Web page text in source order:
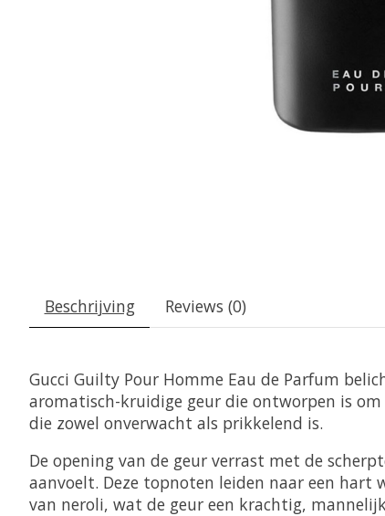
Beschrijving Reviews (0)
Gucci Guilty Pour Homme Eau de Parfum
aromatisch-kruidige geur die ontworpen is
die zowel onverwacht als prikkelend is.
De opening van de geur verrast met de
aanvoelt. Deze topnoten leiden naar een hart
van neroli, wat de geur een krachtig,